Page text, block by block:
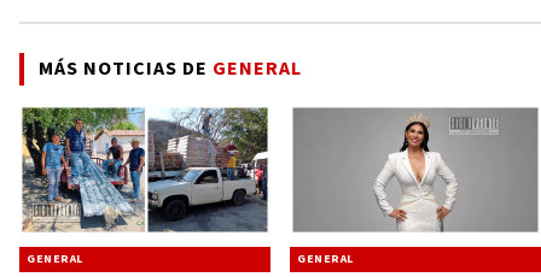
MÁS NOTICIAS DE GENERAL
GENERAL GENERAL